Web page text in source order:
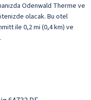
Odenwald Therme ve
olacak. Bu otel
ile 0,2 mi (0,4 km) ve